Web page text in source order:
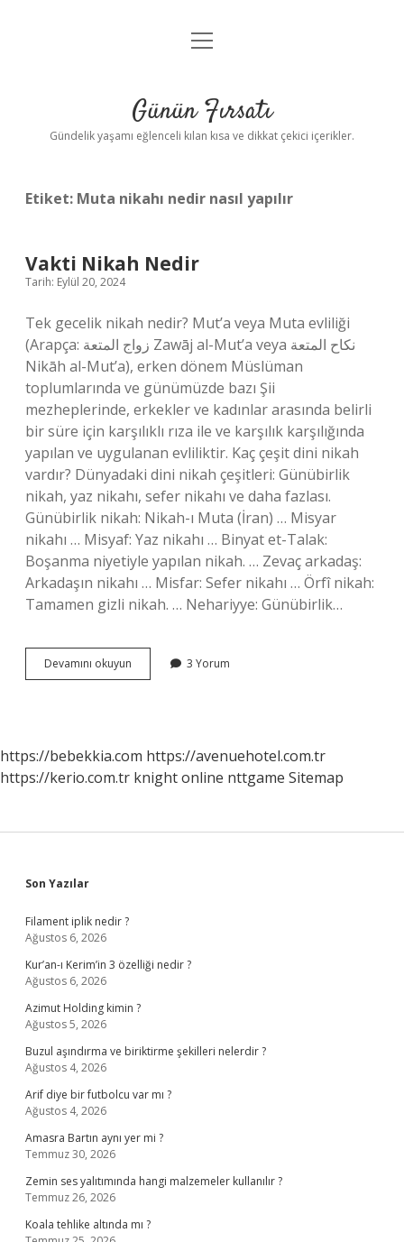
Anasayfa
Yasal Uyarı
menüyü
Günün Fırsatı
Gündelik yaşamı eğlenceli kılan kısa ve dikkat çekici içerikler.
Etiket: Muta nikahı nedir nasıl yapılır
Vakti Nikah Nedir
Tarih: Eylül 20, 2024
Tek gecelik nikah nedir? Mut’a veya Muta evliliği
(Arapça: زواج المتعة Zawāj al-Mut’a veya نكاح المتعة
Nikāh al-Mut’a), erken dönem Müslüman
toplumlarında ve günümüzde bazı Şii
mezheplerinde, erkekler ve kadınlar arasında belirli
bir süre için karşılıklı rıza ile ve karşılık karşılığında
yapılan ve uygulanan evliliktir. Kaç çeşit dini nikah
vardır? Dünyadaki dini nikah çeşitleri: Günübirlik
nikah, yaz nikahı, sefer nikahı ve daha fazlası.
Günübirlik nikah: Nikah-ı Muta (İran) … Misyar
nikahı … Misyaf: Yaz nikahı … Binyat et-Talak:
Boşanma niyetiyle yapılan nikah. … Zevaç arkadaş:
Arkadaşın nikahı … Misfar: Sefer nikahı … Örfî nikah:
Tamamen gizli nikah. … Nehariyye: Günübirlik…
Devamını okuyun
Nikah
3 Yorum
https://bebekkia.com https://avenuehotel.com.tr
https://kerio.com.tr knight online nttgame Sitemap
Sidebar
Son Yazılar
Filament iplik nedir ?
Ağustos 6, 2026
Kur’an-ı Kerim’in 3 özelliği nedir ?
Ağustos 6, 2026
Azimut Holding kimin ?
Ağustos 5, 2026
Buzul aşındırma ve biriktirme şekilleri nelerdir ?
Ağustos 4, 2026
Arif diye bir futbolcu var mı ?
Ağustos 4, 2026
Amasra Bartın aynı yer mi ?
Temmuz 30, 2026
Zemin ses yalıtımında hangi malzemeler kullanılır ?
Temmuz 26, 2026
Koala tehlike altında mı ?